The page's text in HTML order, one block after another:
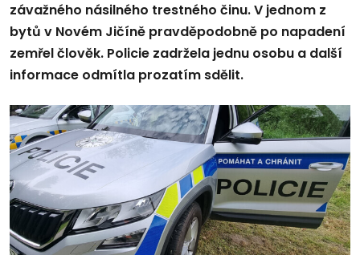
závažného násilného trestného činu. V jednom z
bytů v Novém Jičíně pravděpodobně po napadení
zemřel člověk. Policie zadržela jednu osobu a další
informace odmítla prozatím sdělit.